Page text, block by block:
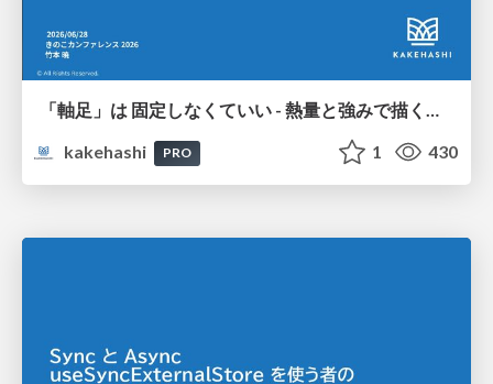
「軸足」は 固定しなくていい - 熱量と強みで描く、しなやかなキャリアの形
kakehashi
PRO 1 430